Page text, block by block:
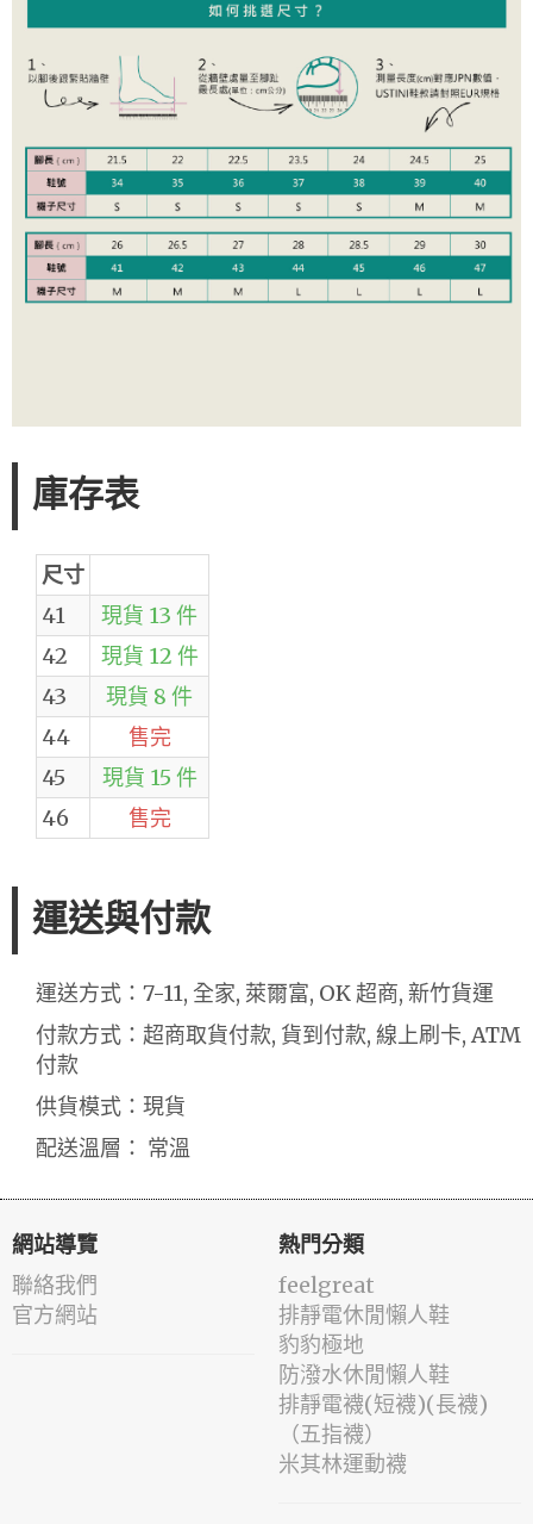
庫存表
尺寸
41
現貨 13 件
42
現貨 12 件
43
現貨 8 件
44
售完
45
現貨 15 件
46
售完
運送與付款
運送方式：7-11, 全家, 萊爾富, OK 超商, 新竹貨運
付款方式：超商取貨付款, 貨到付款, 線上刷卡, ATM
付款
供貨模式：現貨
配送溫層： 常溫
網站導覽
聯絡我們
官方網站
熱門分類
feelgreat
排靜電休閒懶人鞋
豹豹極地
防潑水休閒懶人鞋
排靜電襪(短襪)(長襪)
（五指襪）
米其林運動襪